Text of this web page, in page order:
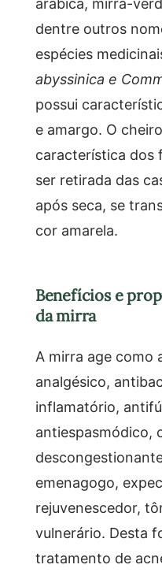
dentre outros
espécies
abyssinica e
possui
e amargo. O
característica dos
ser retirada das
após seca, se
cor amarela.
Benefícios e
da mirra
A mirra age como
analgésico,
inflamatório,
antiespasmódico,
emenagogo,
rejuvenescedor,
vulnerário. Desta
tratamento de